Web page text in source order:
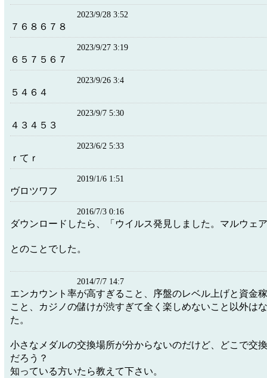
2023/9/28 3:52
７６８６７８
2023/9/27 3:19
６５７５６７
2023/9/26 3:4
５４６４
2023/9/7 5:30
４３４５３
2023/6/2 5:33
ｒてｒ
2019/1/6 1:51
ヴロツワフ
2016/7/3 0:16
ダウンロードしたら、「ウイルス発見しました。マルウェ
とのことでした。
2014/7/7 14:7
エンカウント率が高すぎること、序盤のレベル上げと資金
こと、カジノの儲けが渋すぎて全く楽しめないこと以外は
た。
小さなメダルの交換場所が分からないのだけど、どこで交
だろう？
知っている方いたら教えて下さい。